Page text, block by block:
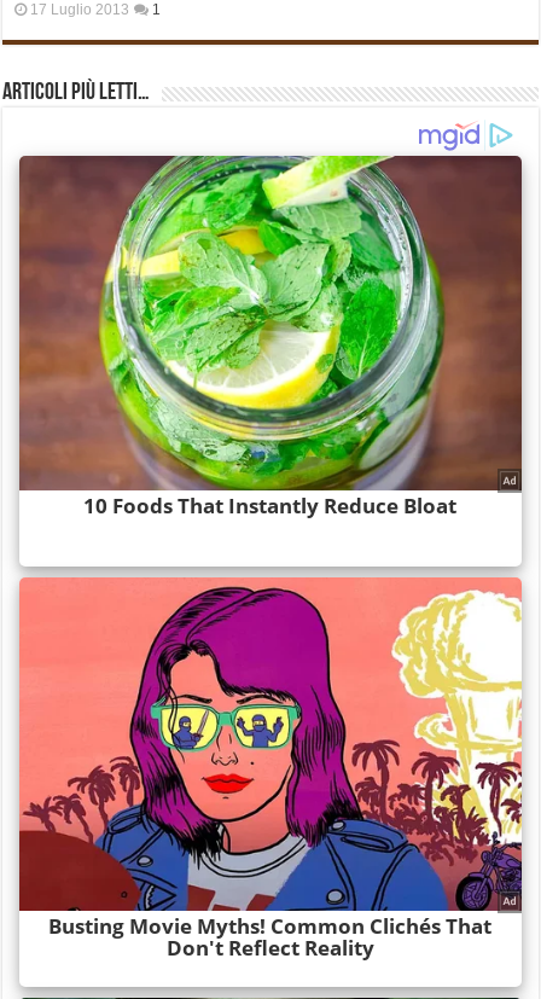
17 Luglio 2013 1
Articoli più Letti…